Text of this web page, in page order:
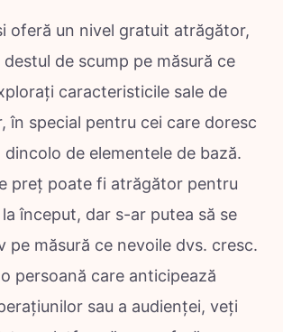
oferă un nivel gratuit atrăgător,
de scump pe măsură ce
caracteristicile sale de
în special pentru cei care doresc
dincolo de elementele de bază.
preț poate fi atrăgător pentru
început, dar s-ar putea să se
pe măsură ce nevoile dvs. cresc.
persoană care anticipează
sau a audienței, veți